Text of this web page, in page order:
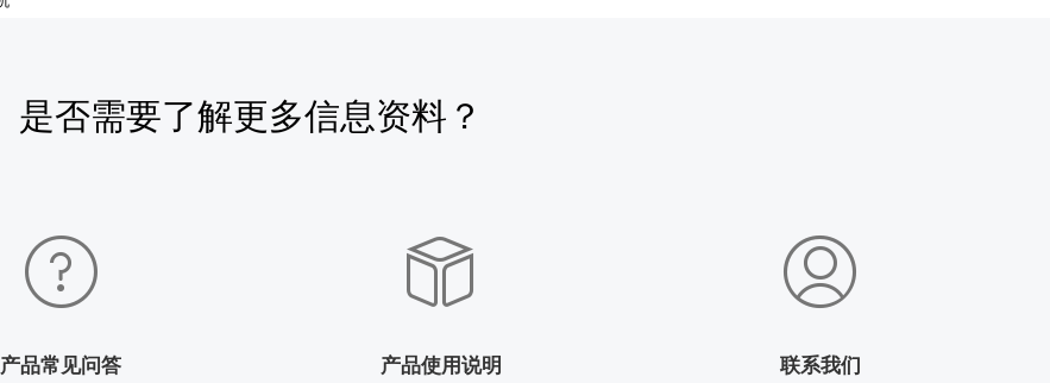
是否需要了解更多信息资料？
产品常见问答 产品使用说明 联系我们